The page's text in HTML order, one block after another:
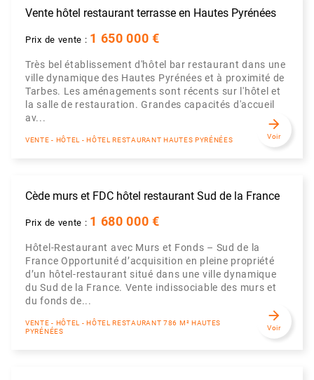
Vente hôtel restaurant terrasse en Hautes Pyrénées
Prix de vente : 1 650 000 €
Très bel établissement d'hôtel bar restaurant dans une
ville dynamique des Hautes Pyrénées et à proximité de
Tarbes. Les aménagements sont récents sur l'hôtel et
la salle de restauration. Grandes capacités d'accueil
av...
VENTE - HÔTEL - HÔTEL RESTAURANT HAUTES PYRÉNÉES
arrow_forward
Voir
Cède murs et FDC hôtel restaurant Sud de la France
Prix de vente : 1 680 000 €
Hôtel-Restaurant avec Murs et Fonds – Sud de la
France Opportunité d’acquisition en pleine propriété
d’un hôtel-restaurant situé dans une ville dynamique
du Sud de la France. Vente indissociable des murs et
du fonds de...
VENTE - HÔTEL - HÔTEL RESTAURANT 786 M² HAUTES
PYRÉNÉES
arrow_forward
Voir